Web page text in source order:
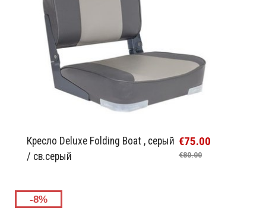
Кресло Deluxe Folding Boat , серый
/ cв.серый
€75.00
€80.00
-8%